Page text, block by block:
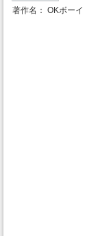
著作名： OKボーイ